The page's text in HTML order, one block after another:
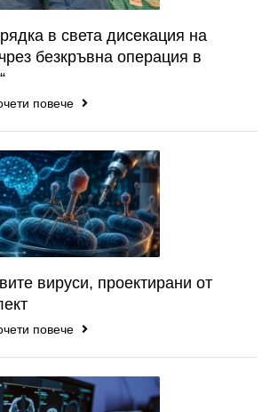
в света дисекация на
безкръвна операция в
повече
вируси, проектирани от
повече